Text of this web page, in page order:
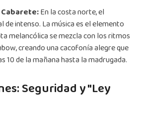
En la costa norte, el
de intenso. La música es el elemento
melancólica se mezcla con los ritmos
creando una cacofonía alegre que
10 de la mañana hasta la madrugada.
Seguridad y "Ley